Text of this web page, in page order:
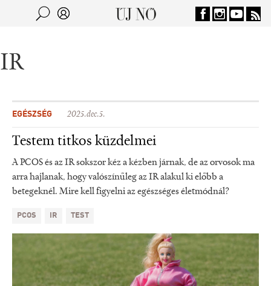
Jump to navigation
IR
EGÉSZSÉG 2025.dec.5.
Testem titkos küzdelmei
A PCOS és az IR sokszor kéz a kézben járnak, de az orvosok ma
arra hajlanak, hogy valószínűleg az IR alakul ki előbb a
betegeknél. Mire kell figyelni az egészséges életmódnál?
PCOS IR TEST